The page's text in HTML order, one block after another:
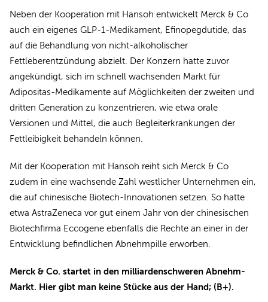
Neben der Kooperation mit Hansoh entwickelt Merck & Co
auch ein eigenes GLP-1-Medikament, Efinopegdutide, das
auf die Behandlung von nicht-alkoholischer
Fettleberentzündung abzielt. Der Konzern hatte zuvor
angekündigt, sich im schnell wachsenden Markt für
Adipositas-Medikamente auf Möglichkeiten der zweiten und
dritten Generation zu konzentrieren, wie etwa orale
Versionen und Mittel, die auch Begleiterkrankungen der
Fettleibigkeit behandeln können.
Mit der Kooperation mit Hansoh reiht sich Merck & Co
zudem in eine wachsende Zahl westlicher Unternehmen ein,
die auf chinesische Biotech-Innovationen setzen. So hatte
etwa AstraZeneca vor gut einem Jahr von der chinesischen
Biotechfirma Eccogene ebenfalls die Rechte an einer in der
Entwicklung befindlichen Abnehmpille erworben.
Merck & Co. startet in den milliardenschweren Abnehm-
Markt. Hier gibt man keine Stücke aus der Hand; (B+).